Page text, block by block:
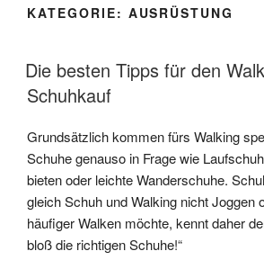
KATEGORIE: AUSRÜSTUNG
Die besten Tipps für den
Schuhkauf
Grundsätzlich kommen fürs Walking
Schuhe genauso in Frage wie
bieten oder leichte Wanderschuhe.
gleich Schuh und Walking nicht Joggen
häufiger Walken möchte, kennt daher
bloß die richtigen Schuhe!“